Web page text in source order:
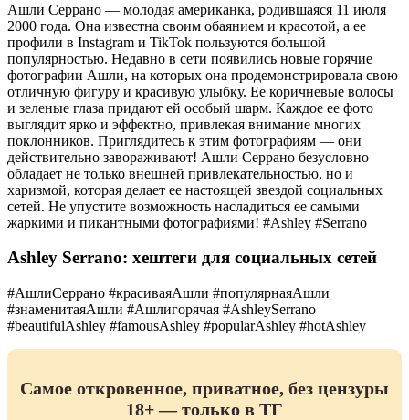
Ашли Серрано — молодая американка, родившаяся 11 июля
2000 года. Она известна своим обаянием и красотой, а ее
профили в Instagram и TikTok пользуются большой
популярностью. Недавно в сети появились новые горячие
фотографии Ашли, на которых она продемонстрировала свою
отличную фигуру и красивую улыбку. Ее коричневые волосы
и зеленые глаза придают ей особый шарм. Каждое ее фото
выглядит ярко и эффектно, привлекая внимание многих
поклонников. Приглядитесь к этим фотографиям — они
действительно завораживают! Ашли Серрано безусловно
обладает не только внешней привлекательностью, но и
харизмой, которая делает ее настоящей звездой социальных
сетей. Не упустите возможность насладиться ее самыми
жаркими и пикантными фотографиями! #Ashley #Serrano
Ashley Serrano: хештеги для социальных сетей
#АшлиСеррано #красиваяАшли #популярнаяАшли
#знаменитаяАшли #Ашлигорячая #AshleySerrano
#beautifulAshley #famousAshley #popularAshley #hotAshley
Самое откровенное, приватное, без цензуры
18+ — только в ТГ